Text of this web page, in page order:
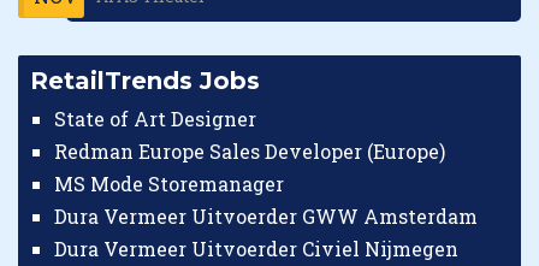
RetailTrends Jobs
State of Art Designer
Redman Europe Sales Developer (Europe)
MS Mode Storemanager
Dura Vermeer Uitvoerder GWW Amsterdam
Dura Vermeer Uitvoerder Civiel Nijmegen